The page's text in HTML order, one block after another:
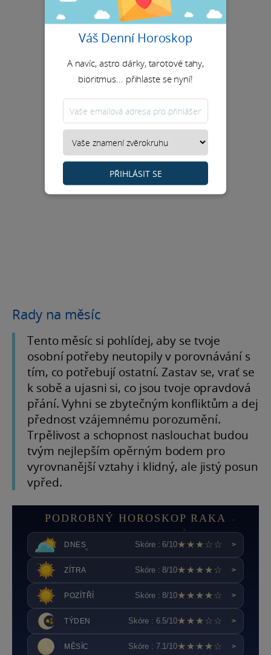
Rady na měsíc
Tento měsíc si pohlídej, aby se tvoje
osobní potřeby neutopily v porovnávání s
tím, co potřebují ostatní. Zastav se, vrať se
k sobě a ujasni si, co jsou tvoje opravdová
přání. Vyhni se zbytečným konfliktům a dej
přednost vzájemnému porozumění.
Trpělivost a schopnost naslouchat budou
tvým nejlepším opěrným bodem pro
vyrovnanější vztahy i klidný, ale jistý posun
vpřed.
PODROBNÝ HOROSKOP RAKA
DNES Skóre : 6/10★★★☆☆ >
ZÍTRA Skóre : 8/10★★★★☆ >
POZÍTŘÍ Skóre : 8/10★★★★☆ >
TÝDEN Skóre : 6.5/10★★★☆☆ >
MĚSÍC Skóre : 7.1/10★★★★☆ >
Váš Denní Horoskop
A navíc, astro dárky, tarotové tahy,
bioritmus... přihlaste se nyní!
PŘIHLÁSIT SE